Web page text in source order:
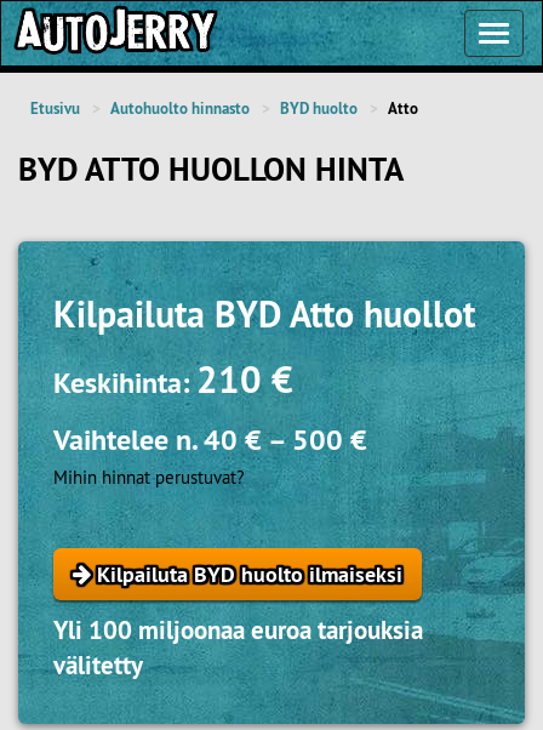
Etusivu Autohuolto hinnasto BYD huolto Atto
BYD ATTO HUOLLON HINTA
Kilpailuta BYD Atto huollot
Keskihinta:210 €
Vaihtelee n.40 €–500 €
Mihin hinnat perustuvat?
Kilpailuta BYD huolto ilmaiseksi
Yli 100 miljoonaa euroa tarjouksia
välitetty